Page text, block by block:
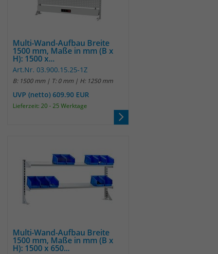
Multi-Wand-Aufbau Breite
1500 mm, Maße in mm (B x
H): 1500 x...
Art.Nr. 03.900.15.25-1Z
B: 1500 mm | T: 0 mm | H: 1250 mm
UVP (netto) 609.90 EUR
Lieferzeit: 20 - 25 Werktage
Multi-Wand-Aufbau Breite
1500 mm, Maße in mm (B x
H): 1500 x 650...